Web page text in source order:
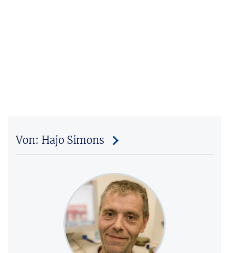
Von: Hajo Simons